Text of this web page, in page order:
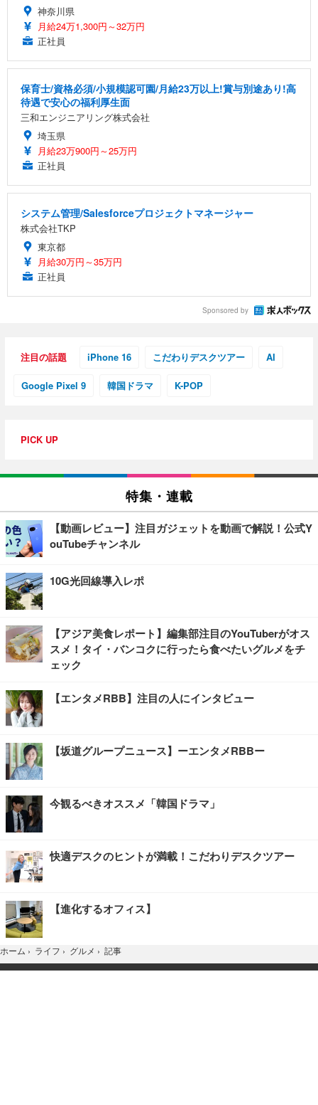
神奈川県
月給24万1,300円～32万円
正社員
保育士/資格必須/小規模認可園/月給23万以上!賞与別途あり!高
待遇で安心の福利厚生面
三和エンジニアリング株式会社
埼玉県
月給23万900円～25万円
正社員
システム管理/Salesforceプロジェクトマネージャー
株式会社TKP
東京都
月給30万円～35万円
正社員
Sponsored by
注目の話題 iPhone 16 こだわりデスクツアー AI
Google Pixel 9 韓国ドラマ K-POP
PICK UP
特集・連載
【動画レビュー】注目ガジェットを動画で解説！公式Y
ouTubeチャンネル
10G光回線導入レポ
【アジア美食レポート】編集部注目のYouTuberがオス
スメ！タイ・バンコクに行ったら食べたいグルメをチ
ェック
【エンタメRBB】注目の人にインタビュー
【坂道グループニュース】ーエンタメRBBー
今観るべきオススメ「韓国ドラマ」
快適デスクのヒントが満載！こだわりデスクツアー
【進化するオフィス】
ホーム › ライフ › グルメ › 記事